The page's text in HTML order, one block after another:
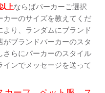
上ならばパーカーご選択
ーのサイズを教えてくだ
り、ランダムにブランド
ブランドパーカーのスタ
らにパーカーのスタイル
ンでメッセージを送って